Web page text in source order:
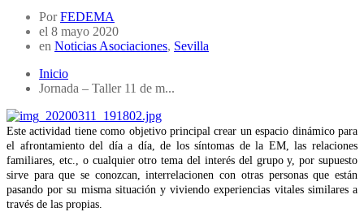
Por FEDEMA
el 8 mayo 2020
en Noticias Asociaciones, Sevilla
Inicio
Jornada – Taller 11 de m...
Este actividad tiene como objetivo principal crear un espacio dinámico para
el afrontamiento del día a día, de los síntomas de la EM, las relaciones
familiares, etc., o cualquier otro tema del interés del grupo y, por supuesto
sirve para que se conozcan, interrelacionen con otras personas que están
pasando por su misma situación y viviendo experiencias vitales similares a
través de las propias.